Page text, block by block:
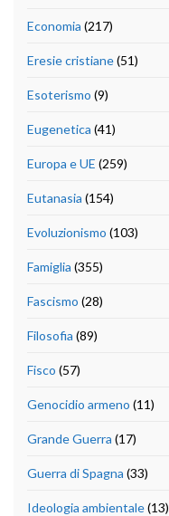
Economia (217)
Eresie cristiane(51)
Esoterismo (9)
Eugenetica (41)
Europa e UE (259)
Eutanasia (154)
Evoluzionismo (103)
Famiglia (355)
Fascismo (28)
Filosofia (89)
Fisco (57)
Genocidio armeno (11)
Grande Guerra (17)
Guerra di Spagna (33)
Ideologia ambientale(13)